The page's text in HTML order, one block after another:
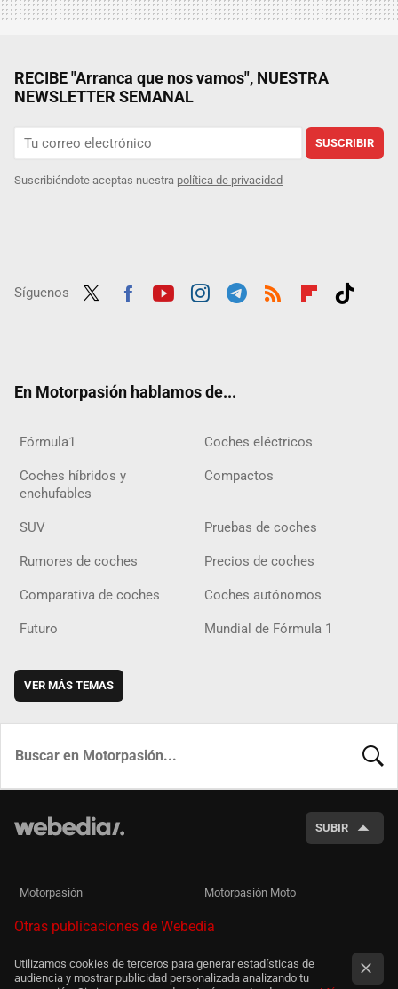
RECIBE "Arranca que nos vamos", NUESTRA
NEWSLETTER SEMANAL
SUSCRIBIR
Suscribiéndote aceptas nuestra política de privacidad
Síguenos
En Motorpasión hablamos de...
Fórmula1 Coches eléctricos
Coches híbridos y
enchufables
Compactos
SUV Pruebas de coches
Rumores de coches Precios de coches
Comparativa de coches Coches autónomos
Futuro Mundial de Fórmula 1
VER MÁS TEMAS
SUBIR
Motorpasión Motorpasión Moto
Otras publicaciones de Webedia
Utilizamos cookies de terceros para generar estadísticas de
audiencia y mostrar publicidad personalizada analizando tu